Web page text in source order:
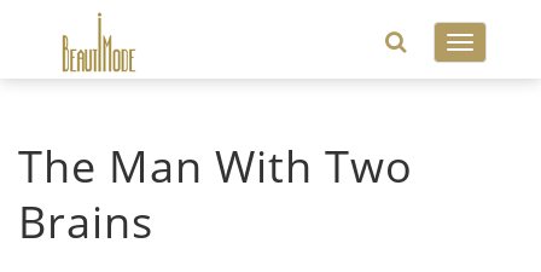
Toggle
The Man With Two
Brains